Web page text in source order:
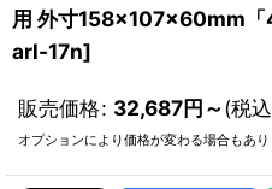
用 外寸158×107×60mm「
arl-17n]
販売価格: 32,687円～(税
オプションにより価格が変わる場合もあり